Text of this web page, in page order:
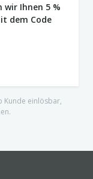
wir Ihnen 5 %
dem Code
einlösbar,